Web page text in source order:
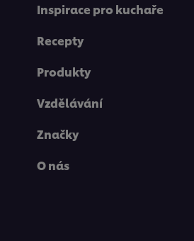
Inspirace pro kuchaře
Recepty
Produkty
Vzdělávání
Značky
O nás